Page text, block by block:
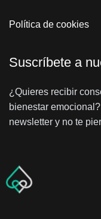
Política de cookies
Suscríbete a
¿Quieres recibir
bienestar
newsletter y no te